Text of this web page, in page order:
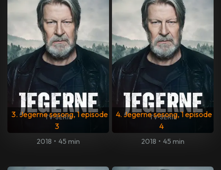
3. Jegerne sesong, 1 episode
3
2018 • 45 min
4. Jegerne sesong, 1 episode
4
2018 • 45 min